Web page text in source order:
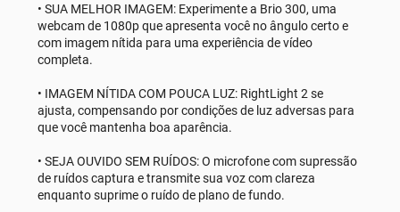
• SUA MELHOR IMAGEM: Experimente a Brio 300, uma
webcam de 1080p que apresenta você no ângulo certo e
com imagem nítida para uma experiência de vídeo
completa.
• IMAGEM NÍTIDA COM POUCA LUZ: RightLight 2 se
ajusta, compensando por condições de luz adversas para
que você mantenha boa aparência.
• SEJA OUVIDO SEM RUÍDOS: O microfone com supressão
de ruídos captura e transmite sua voz com clareza
enquanto suprime o ruído de plano de fundo.